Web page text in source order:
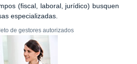
(fiscal, laboral, jurídico) busquen
especializadas.
de gestores autorizados